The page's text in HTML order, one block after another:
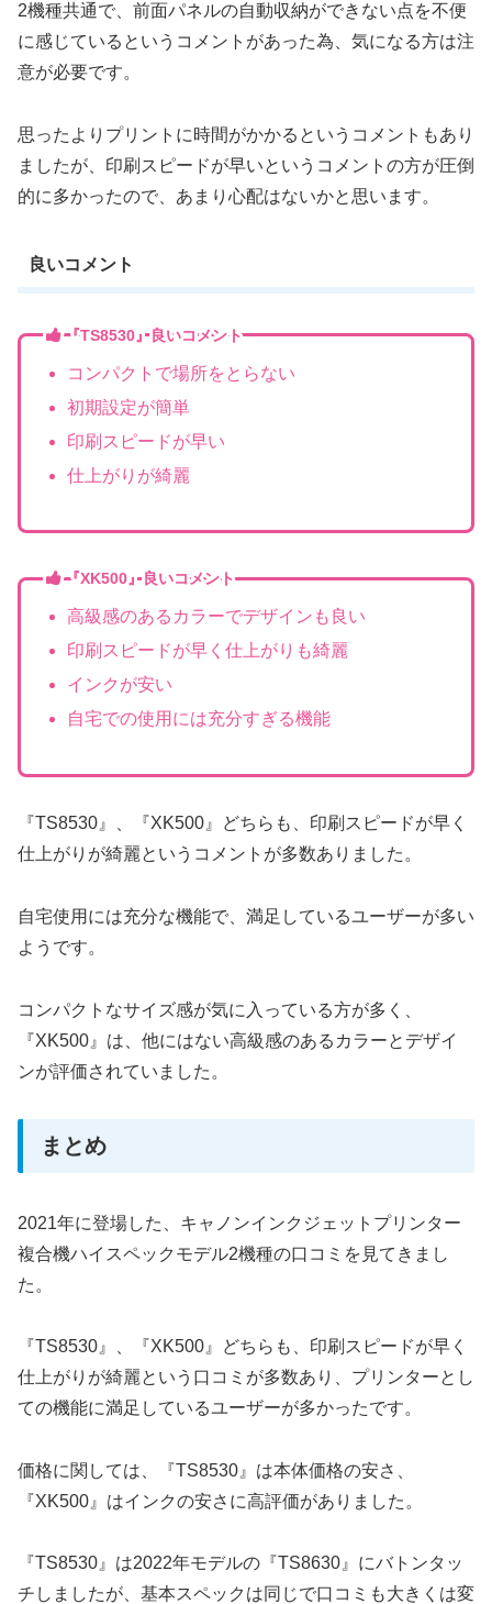
2機種共通で、前面パネルの自動収納ができない点を不便
に感じているというコメントがあった為、気になる方は注
意が必要です。
思ったよりプリントに時間がかかるというコメントもあり
ましたが、印刷スピードが早いというコメントの方が圧倒
的に多かったので、あまり心配はないかと思います。
良いコメント
『TS8530』良いコメント
コンパクトで場所をとらない
初期設定が簡単
印刷スピードが早い
仕上がりが綺麗
『XK500』良いコメント
高級感のあるカラーでデザインも良い
印刷スピードが早く仕上がりも綺麗
インクが安い
自宅での使用には充分すぎる機能
『TS8530』、『XK500』どちらも、印刷スピードが早く
仕上がりが綺麗というコメントが多数ありました。
自宅使用には充分な機能で、満足しているユーザーが多い
ようです。
コンパクトなサイズ感が気に入っている方が多く、
『XK500』は、他にはない高級感のあるカラーとデザイ
ンが評価されていました。
まとめ
2021年に登場した、キャノンインクジェットプリンター
複合機ハイスペックモデル2機種の口コミを見てきまし
た。
『TS8530』、『XK500』どちらも、印刷スピードが早く
仕上がりが綺麗という口コミが多数あり、プリンターとし
ての機能に満足しているユーザーが多かったです。
価格に関しては、『TS8530』は本体価格の安さ、
『XK500』はインクの安さに高評価がありました。
『TS8530』は2022年モデルの『TS8630』にバトンタッ
チしましたが、基本スペックは同じで口コミも大きくは変